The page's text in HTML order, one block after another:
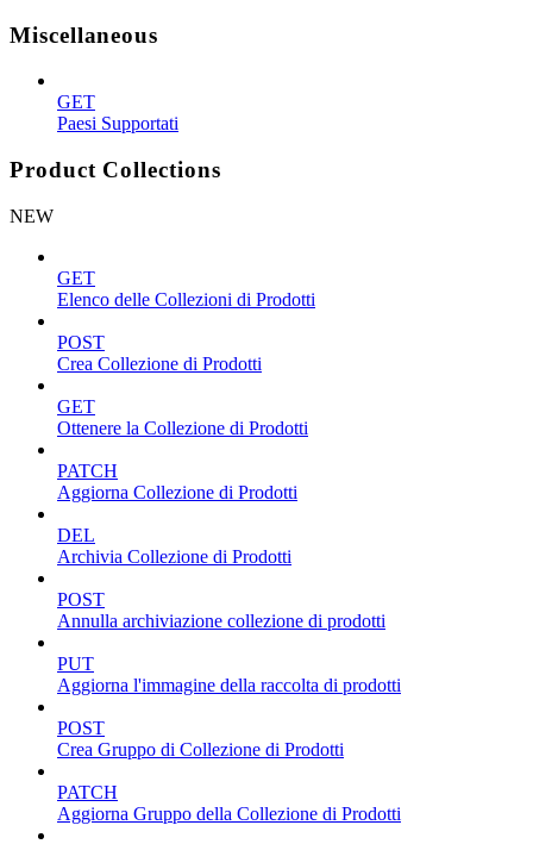
Miscellaneous
GET
Paesi Supportati
Product Collections
NEW
GET
Elenco delle Collezioni di Prodotti
POST
Crea Collezione di Prodotti
GET
Ottenere la Collezione di Prodotti
PATCH
Aggiorna Collezione di Prodotti
DEL
Archivia Collezione di Prodotti
POST
Annulla archiviazione collezione di prodotti
PUT
Aggiorna l'immagine della raccolta di prodotti
POST
Crea Gruppo di Collezione di Prodotti
PATCH
Aggiorna Gruppo della Collezione di Prodotti